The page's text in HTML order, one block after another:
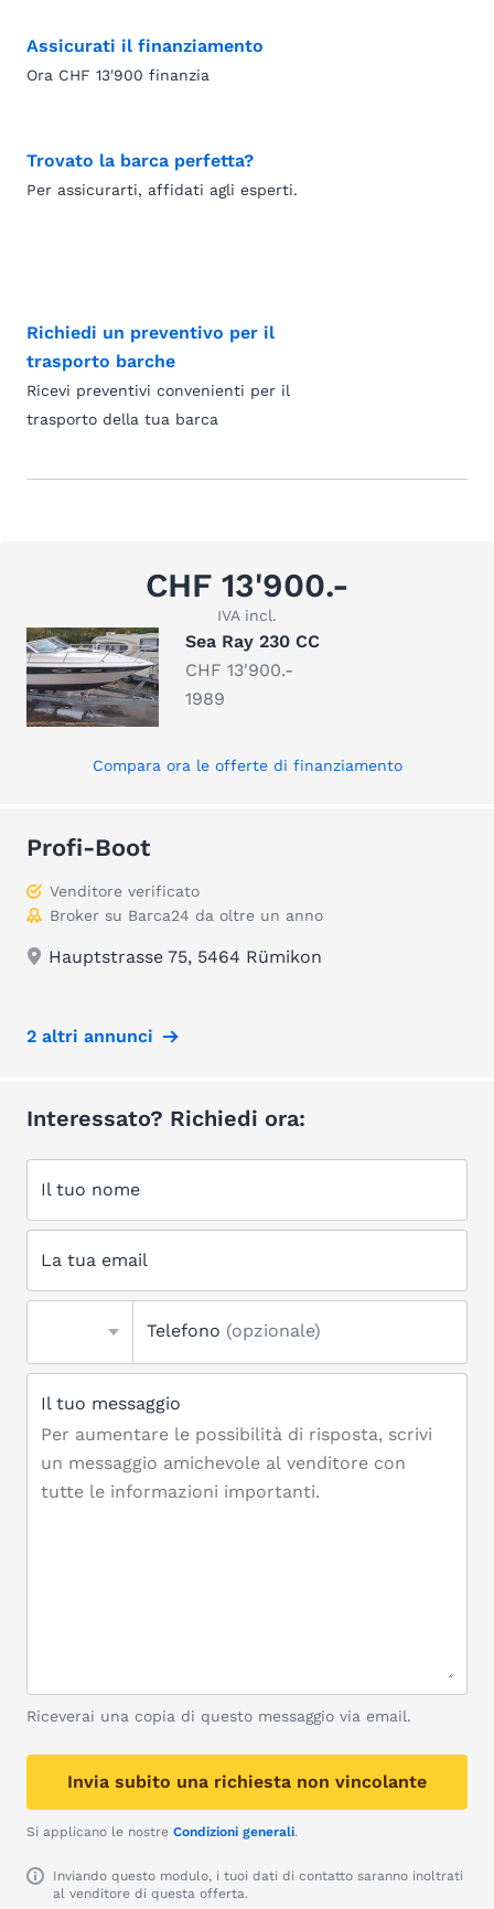
Assicurati il finanziamento
Ora CHF 13'900 finanzia
Trovato la barca perfetta?
Per assicurarti, affidati agli esperti.
Richiedi un preventivo per il
trasporto barche
Ricevi preventivi convenienti per il
trasporto della tua barca
CHF 13'900.-
IVA incl.
Sea Ray 230 CC
CHF 13'900.-
1989
Compara ora le offerte di finanziamento
Profi-Boot
Venditore verificato
Broker su Barca24 da oltre un anno
Hauptstrasse 75, 5464 Rümikon
2 altri annunci
Interessato? Richiedi ora:
Il tuo nome
La tua email
Telefono (opzionale)
Il tuo messaggio
Riceverai una copia di questo messaggio via email.
Invia subito una richiesta non vincolante
Si applicano le nostre Condizioni generali.
Inviando questo modulo, i tuoi dati di contatto saranno inoltrati
al venditore di questa offerta.